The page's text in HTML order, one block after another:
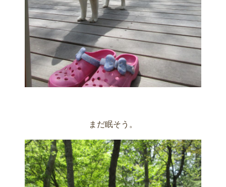
まだ眠そう。